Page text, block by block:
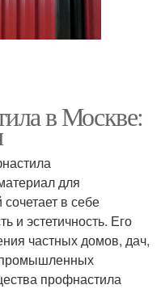
в Москве:
для
в себе
и эстетичность. Его
частных домов, дач,
промышленных
профнастила